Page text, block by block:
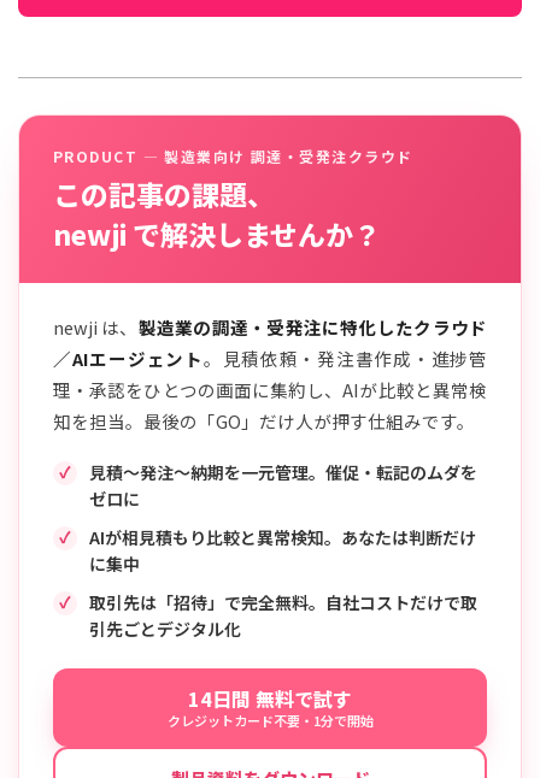
PRODUCT — 製造業向け 調達・受発注クラウド
この記事の課題、
newji で解決しませんか？
newji は、 製造業の調達・受発注に特化したクラウド
／AIエージェント。見積依頼・発注書作成・進捗管
理・承認をひとつの画面に集約し、AIが比較と異常検
知を担当。最後の「GO」だけ人が押す仕組みです。
見積〜発注〜納期を一元管理。催促・転記のムダを
ゼロに
AIが相見積もり比較と異常検知。あなたは判断だけ
に集中
取引先は「招待」で完全無料。自社コストだけで取
引先ごとデジタル化
14日間 無料で試す
クレジットカード不要・1分で開始